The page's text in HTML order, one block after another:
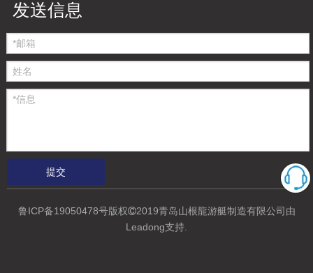
发送信息
提交
鲁ICP备19050478号版权2019青岛山根龍游艇制造有限公司 由
Leadong支持.